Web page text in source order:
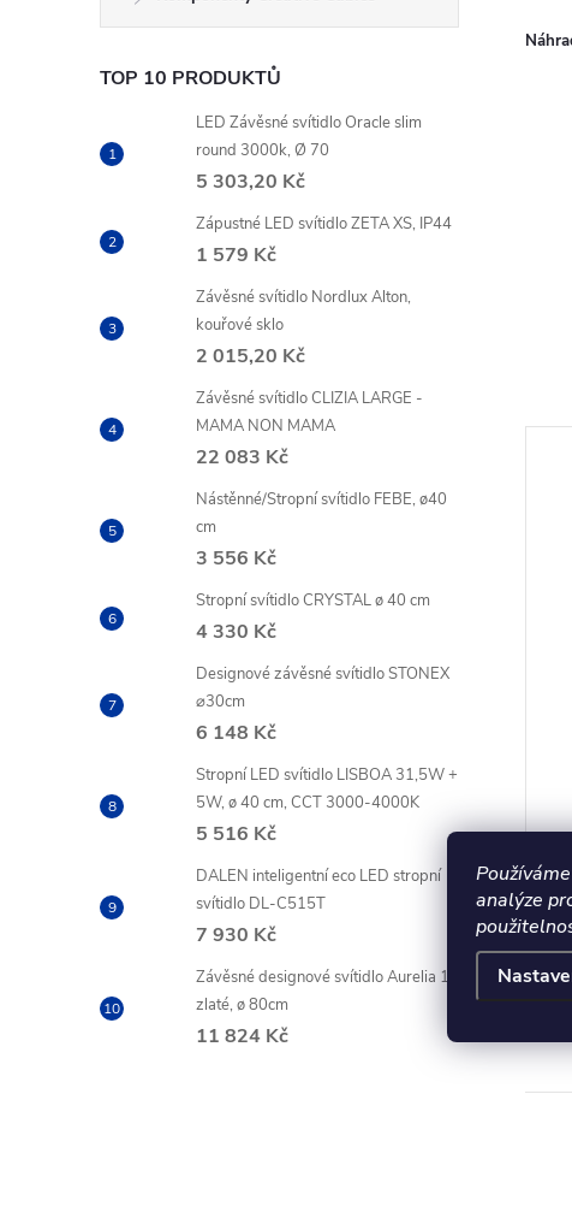
analýze
TOP 10 PRODUKTŮ
LED Závěsné svítidlo Oracle slim
round 3000k, Ø 70
5 303,20 Kč
Zápustné LED svítidlo ZETA XS, IP44
1 579 Kč
Závěsné svítidlo Nordlux Alton,
kouřové sklo
2 015,20 Kč
Závěsné svítidlo CLIZIA LARGE -
MAMA NON MAMA
22 083 Kč
Nástěnné/Stropní svítidlo FEBE, ø40
cm
3 556 Kč
Stropní svítidlo CRYSTAL ø 40 cm
4 330 Kč
Designové závěsné svítidlo STONEX
⌀30cm
6 148 Kč
Stropní LED svítidlo LISBOA 31,5W +
5W, ø 40 cm, CCT 3000-4000K
5 516 Kč
DALEN inteligentní eco LED stropní
svítidlo DL-C515T
7 930 Kč
Závěsné designové svítidlo Aurelia 1,
zlaté, ø 80cm
11 824 Kč